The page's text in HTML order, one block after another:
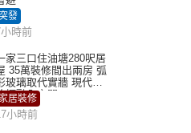
發
時前
家三口住油塘280呎居
35萬裝修間出兩房 弧
玻璃取代實牆 現代神
櫃融入玄關
家居裝修
小時前